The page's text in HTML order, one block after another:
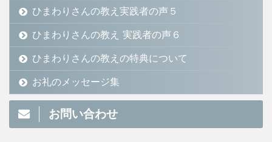
ひまわりさんの教え実践者の声５
ひまわりさんの教え 実践者の声６
ひまわりさんの教えの特典について
お礼のメッセージ集
お問い合わせ